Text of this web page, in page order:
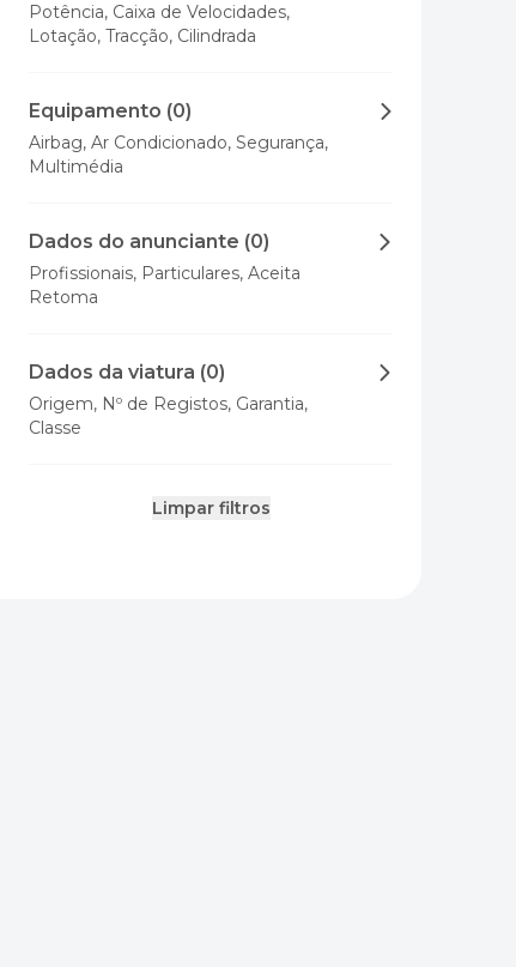
Potência, Caixa de Velocidades,
Lotação, Tracção, Cilindrada
Equipamento (0)
Airbag, Ar Condicionado, Segurança,
Multimédia
Dados do anunciante (0)
Profissionais, Particulares, Aceita
Retoma
Dados da viatura (0)
Origem, Nº de Registos, Garantia,
Classe
Limpar filtros